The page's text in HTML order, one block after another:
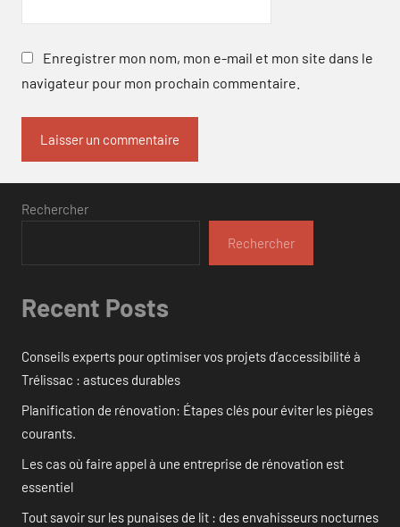
Enregistrer mon nom, mon e-mail et mon site dans le
navigateur pour mon prochain commentaire.
Rechercher
Rechercher
Recent Posts
Conseils experts pour optimiser vos projets d’accessibilité à
Trélissac : astuces durables
Planification de rénovation: Étapes clés pour éviter les pièges
courants.
Les cas où faire appel à une entreprise de rénovation est
essentiel
Tout savoir sur les punaises de lit : des envahisseurs nocturnes